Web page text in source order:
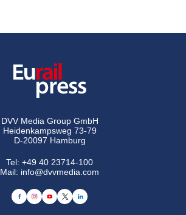
DVV Media Group GmbH
Heidenkampsweg 73-79
D-20097 Hamburg
Tel:+49 40 23714-100
Mail: info@dvvmedia.com